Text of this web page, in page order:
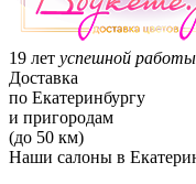
19 лет успешной работы
Доставка
по Екатеринбургу
и пригородам
(до 50 км)
Наши салоны в